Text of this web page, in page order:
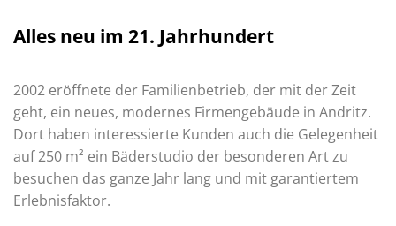
Alles neu im 21. Jahrhundert
2002 eröffnete der Familienbetrieb, der mit der Zeit
geht, ein neues, modernes Firmengebäude in Andritz.
Dort haben interessierte Kunden auch die Gelegenheit
auf 250 m² ein Bäderstudio der besonderen Art zu
besuchen das ganze Jahr lang und mit garantiertem
Erlebnisfaktor.